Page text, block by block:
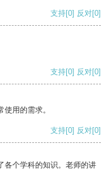
支持[0] 反对[0]
支持[0] 反对[0]
用的需求。
支持[0] 反对[0]
各个学科的知识。老师的讲